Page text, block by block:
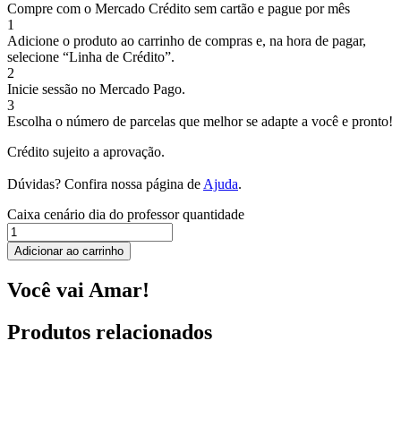
Compre com o Mercado Crédito sem cartão e pague por mês
1
Adicione o produto ao carrinho de compras e, na hora de pagar,
selecione “Linha de Crédito”.
2
Inicie sessão no Mercado Pago.
3
Escolha o número de parcelas que melhor se adapte a você e pronto!
Crédito sujeito a aprovação.
Dúvidas? Confira nossa página de Ajuda.
Caixa cenário dia do professor quantidade
Adicionar ao carrinho
Você vai Amar!
Produtos relacionados